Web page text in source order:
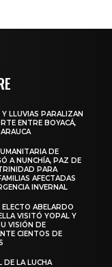
Y LLUVIAS PARALIZAN
ENTRE BOYACÁ,
DE
A NUNCHÍA, PAZ DE
PARA
AFECTADAS
INVERNAL
ELECTO ABELARDO
VISITÓ YOPAL Y
VISIÓN DE
CIENTOS DE
DE LA LUCHA